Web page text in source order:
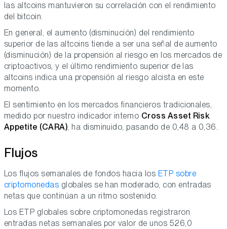
las altcoins mantuvieron su correlación con el rendimiento
del bitcoin.
En general, el aumento (disminución) del rendimiento
superior de las altcoins tiende a ser una señal de aumento
(disminución) de la propensión al riesgo en los mercados de
criptoactivos, y el último rendimiento superior de las
altcoins indica una propensión al riesgo alcista en este
momento.
El sentimiento en los mercados financieros tradicionales,
medido por nuestro indicador interno Cross Asset Risk
Appetite (CARA), ha disminuido, pasando de 0,48 a 0,36.
Flujos
Los flujos semanales de fondos hacia los ETP sobre
criptomonedas globales se han moderado, con entradas
netas que continúan a un ritmo sostenido.
Los ETP globales sobre criptomonedas registraron
entradas netas semanales por valor de unos 526,0